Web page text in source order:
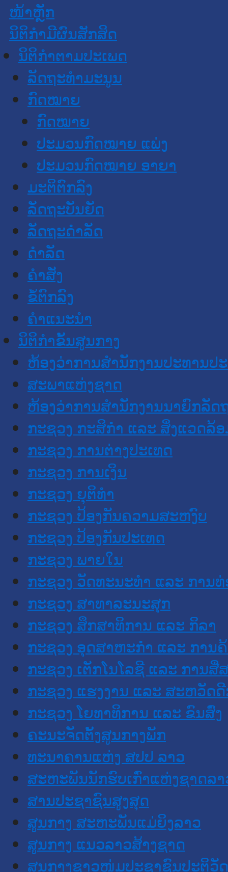
ໜ້າຫຼັກ
ນິຕິກໍາມີຜົນສັກສິດ
ນິຕິກໍາຕາມປະເພດ
ລັດຖະທໍາມະນູນ
ກົດໝາຍ
ກົດໝາຍ
ປະມວນກົດໝາຍ ແພ່ງ
ປະມວນກົດໝາຍ ອາຍາ
ມະຕິຕົກລົງ
ລັດຖະບັນຍັດ
ລັດຖະດໍາລັດ
ດໍາລັດ
ຄໍາສັ່ງ
ຂໍ້ຕົກລົງ
ຄໍາແນະນໍາ
ນິຕິກໍາຂັ້ນສູນກາງ
ຫ້ອງວ່າການສໍານັກງານປະທານປ
ສະພາແຫ່ງຊາດ
ຫ້ອງວ່າການສຳນັກງານນາຍົກລັດ
ກະຊວງ ກະສິກຳ ແລະ ສິ່ງແວດລ້
ກະຊວງ ການຕ່າງປະເທດ
ກະຊວງ ການເງິນ
ກະຊວງ ຍຸຕິທໍາ
ກະຊວງ ປ້ອງກັນຄວາມສະຫງົບ
ກະຊວງ ປ້ອງກັນປະເທດ
ກະຊວງ ພາຍໃນ
ກະຊວງ ວັດທະນະທຳ ແລະ ການ
ກະຊວງ ສາທາລະນະສຸກ
ກະຊວງ ສຶກສາທິການ ແລະ ກິລາ
ກະຊວງ ອຸດສາຫະກຳ ແລະ ການ
ກະຊວງ ເຕັກໂນໂລຊີ ແລະ ການສື່
ກະຊວງ ແຮງງານ ແລະ ສະຫວັດ
ກະຊວງ ໂຍທາທິການ ແລະ ຂົນສົ່ງ
ຄະນະຈັດຕັ້ງສູນກາງພັກ
ທະນາຄານແຫ່ງ ສປປ ລາວ
ສະຫະພັນນັກຮົບເກົ່າແຫ່ງຊາດລ
ສານປະຊາຊົນສູງສຸດ
ສູນກາງ ສະຫະພັນແມ່ຍິງລາວ
ສູນກາງ ແນວລາວສ້າງຊາດ
ສູນກາງຊາວໜຸ່ມປະຊາຊົນປະຕິວັ